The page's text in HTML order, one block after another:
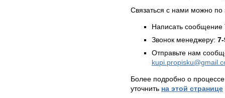
Связаться с нами можно по
Написать
Звонок менеджеру:
Отправьте нам
Более подробно о
уточнить на этой странице